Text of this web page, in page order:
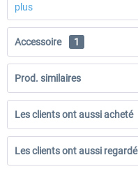
plus
Accessoire 1
Prod. similaires
Les clients ont aussi acheté
Les clients ont aussi regardé